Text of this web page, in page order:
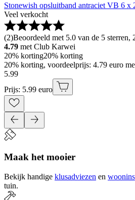
Stonewish opsluitband antraciet VB 6 x
Veel verkocht
(2)Beoordeeld met 5.0 van de 5 sterren,
4.79 met Club Karwei
20% korting20% korting
20% korting, voordeelprijs: 4.79 euro
5.99
Prijs: 5.99 euro
Maak het mooier
Bekijk handige klusadviezen en
tuin.